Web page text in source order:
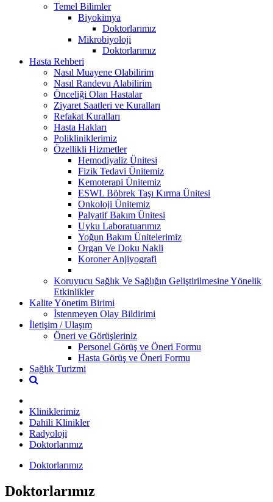
Temel Bilimler
Biyokimya
Doktorlarımız
Mikrobiyoloji
Doktorlarımız
Hasta Rehberi
Nasıl Muayene Olabilirim
Nasıl Randevu Alabilirim
Önceliği Olan Hastalar
Ziyaret Saatleri ve Kuralları
Refakat Kuralları
Hasta Hakları
Polikliniklerimiz
Özellikli Hizmetler
Hemodiyaliz Ünitesi
Fizik Tedavi Ünitemiz
Kemoterapi Ünitemiz
ESWL Böbrek Taşı Kırma Ünitesi
Onkoloji Ünitemiz
Palyatif Bakım Ünitesi
Uyku Laboratuarımız
Yoğun Bakım Ünitelerimiz
Organ Ve Doku Nakli
Koroner Anjiyografi
Koruyucu Sağlık Ve Sağlığın Geliştirilmesine Yönelik
Etkinlikler
Kalite Yönetim Birimi
İstenmeyen Olay Bildirimi
İletişim / Ulaşım
Öneri ve Görüşleriniz
Personel Görüş ve Öneri Formu
Hasta Görüş ve Öneri Formu
Sağlık Turizmi
Kliniklerimiz
Dahili Klinikler
Radyoloji
Doktorlarımız
Doktorlarımız
Doktorlarımız